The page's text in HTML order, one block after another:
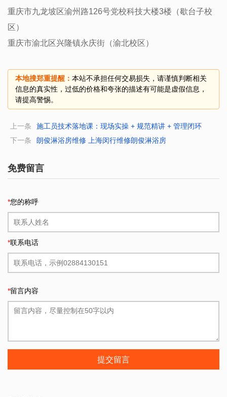
重庆市九龙坡区渝州路126号党校科技大楼3楼（歇台子校
区）
重庆市渝北区兴隆镇永庆街（渝北校区）
本地搜郑重提醒： 本站不承担任何交易损失，请谨慎判断相关
信息的真实性，过低的价格和夸张的描述有可能是虚假信息，
请提高警惕。
上一条
施工员技术落地课：现场实操 + 规范精讲 + 管理闭环
下一条
朗俊淋浴房维修 上海闵行维修朗俊淋浴房
免费留言
*您的称呼
*联系电话
*留言内容
提交留言